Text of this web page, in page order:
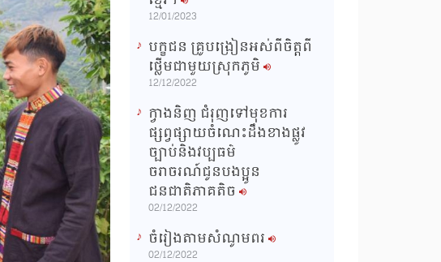
12/01/2023
បក្ខជន គ្រូបង្រៀនអស់ពីចិត្តពី
ថ្លើមជាមួយស្រុកភូមិ
12/12/2022
ក្វាងនិញ ជំរុញទៅមុខការ
ផ្សព្វផ្សាយចំណេះដឹងខាងផ្លូវ
ច្បាប់និងវប្បធម៌
ចរាចរណ៍ជូនបងប្អូន
ជនជាតិភាគតិច
02/12/2022
ចំរៀងតាមសំណូមពរ
02/12/2022